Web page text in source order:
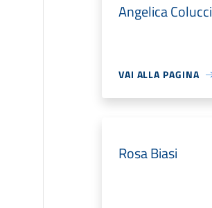
Angelica Colucci
VAI ALLA PAGINA
Rosa Biasi